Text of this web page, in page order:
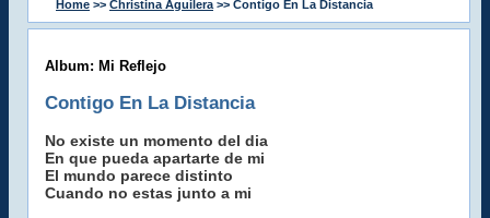
Home >> Christina Aguilera >> Contigo En La Distancia
Album: Mi Reflejo
Contigo En La Distancia
No existe un momento del dia
En que pueda apartarte de mi
El mundo parece distinto
Cuando no estas junto a mi